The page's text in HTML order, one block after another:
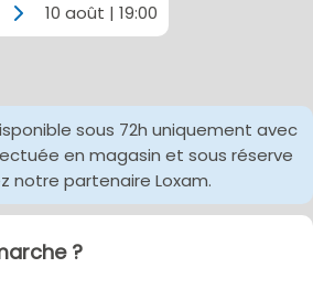
10 août | 19:00
sous 72h uniquement avec
en magasin et sous réserve
notre partenaire Loxam.
?